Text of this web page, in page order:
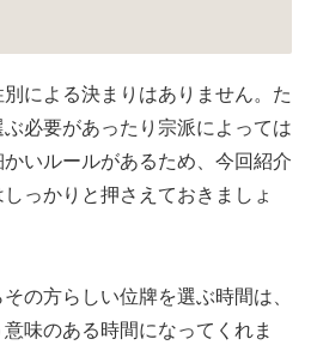
による決まりはありません。た
必要があったり宗派によっては
いルールがあるため、今回紹介
っかりと押さえておきましょ
の方らしい位牌を選ぶ時間は、
味のある時間になってくれま